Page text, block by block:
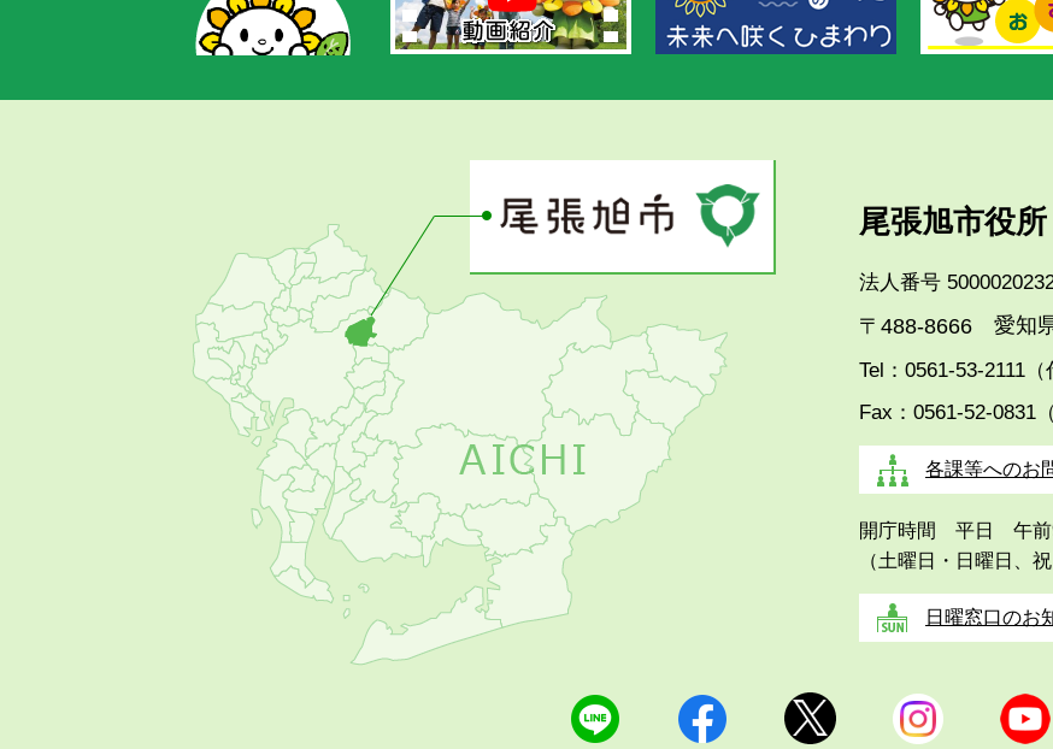
あ
す
め
尾張旭市役所
法人番号
〒488-8666 愛知
Tel：0561-53-2111（
Fax：0561-52-0831
各課等へのお
開庁時間 平日 午前
（土曜日・日曜日、
日曜窓口のお